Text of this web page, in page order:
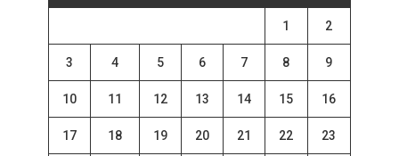
1 2
3 4 5 6 7 8 9
10 11 12 13 14 15 16
17 18 19 20 21 22 23